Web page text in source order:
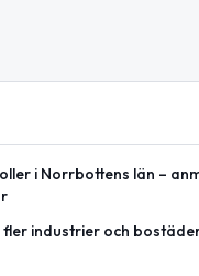
i Norrbottens län –
fler industrier och